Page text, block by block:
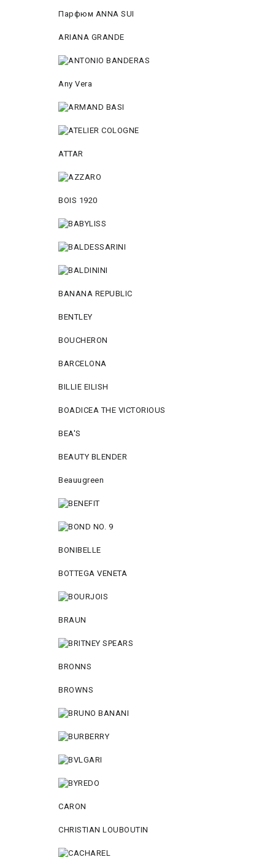
Парфюм ANNA SUI
ARIANA GRANDE
Any Vera
ATTAR
BOIS 1920
BANANA REPUBLIC
BENTLEY
BOUCHERON
BARCELONA
BILLIE EILISH
BOADICEA THE VICTORIOUS
BEA'S
BEAUTY BLENDER
Beauugreen
BONIBELLE
BOTTEGA VENETA
BRAUN
BRONNS
BROWNS
CARON
CHRISTIAN LOUBOUTIN